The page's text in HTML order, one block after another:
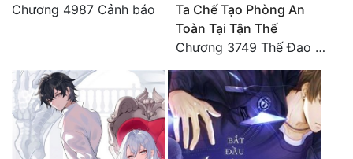
Vô Địch
Võng Du
Xuyên Không
Xuyên Nhanh
Chương 4987 Cảnh báo
Ta Chế Tạo Phòng An
Toàn Tại Tận Thế
Chương 3749 Thế Đao xuất kích